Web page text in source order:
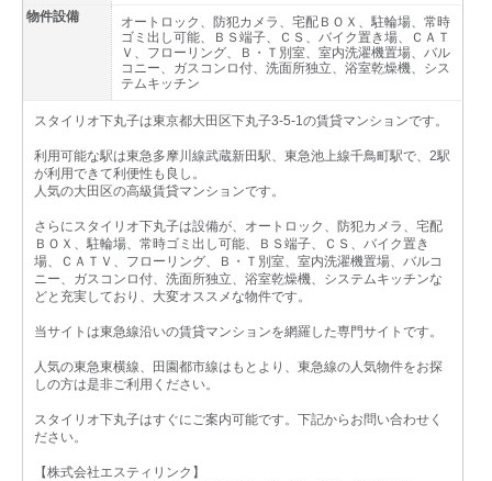
物件設備
オートロック、防犯カメラ、宅配ＢＯＸ、駐輪場、常時
ゴミ出し可能、ＢＳ端子、ＣＳ、バイク置き場、ＣＡＴ
Ｖ、フローリング、Ｂ・Ｔ別室、室内洗濯機置場、バル
コニー、ガスコンロ付、洗面所独立、浴室乾燥機、シス
テムキッチン
スタイリオ下丸子は東京都大田区下丸子3-5-1の賃貸マンションです。
利用可能な駅は東急多摩川線武蔵新田駅、東急池上線千鳥町駅で、2駅
が利用できて利便性も良し。
人気の大田区の高級賃貸マンションです。
さらにスタイリオ下丸子は設備が、オートロック、防犯カメラ、宅配
ＢＯＸ、駐輪場、常時ゴミ出し可能、ＢＳ端子、ＣＳ、バイク置き
場、ＣＡＴＶ、フローリング、Ｂ・Ｔ別室、室内洗濯機置場、バルコ
ニー、ガスコンロ付、洗面所独立、浴室乾燥機、システムキッチンな
どと充実しており、大変オススメな物件です。
当サイトは東急線沿いの賃貸マンションを網羅した専門サイトです。
人気の東急東横線、田園都市線はもとより、東急線の人気物件をお探
しの方は是非ご利用ください。
スタイリオ下丸子はすぐにご案内可能です。下記からお問い合わせく
ださい。
【株式会社エスティリンク】